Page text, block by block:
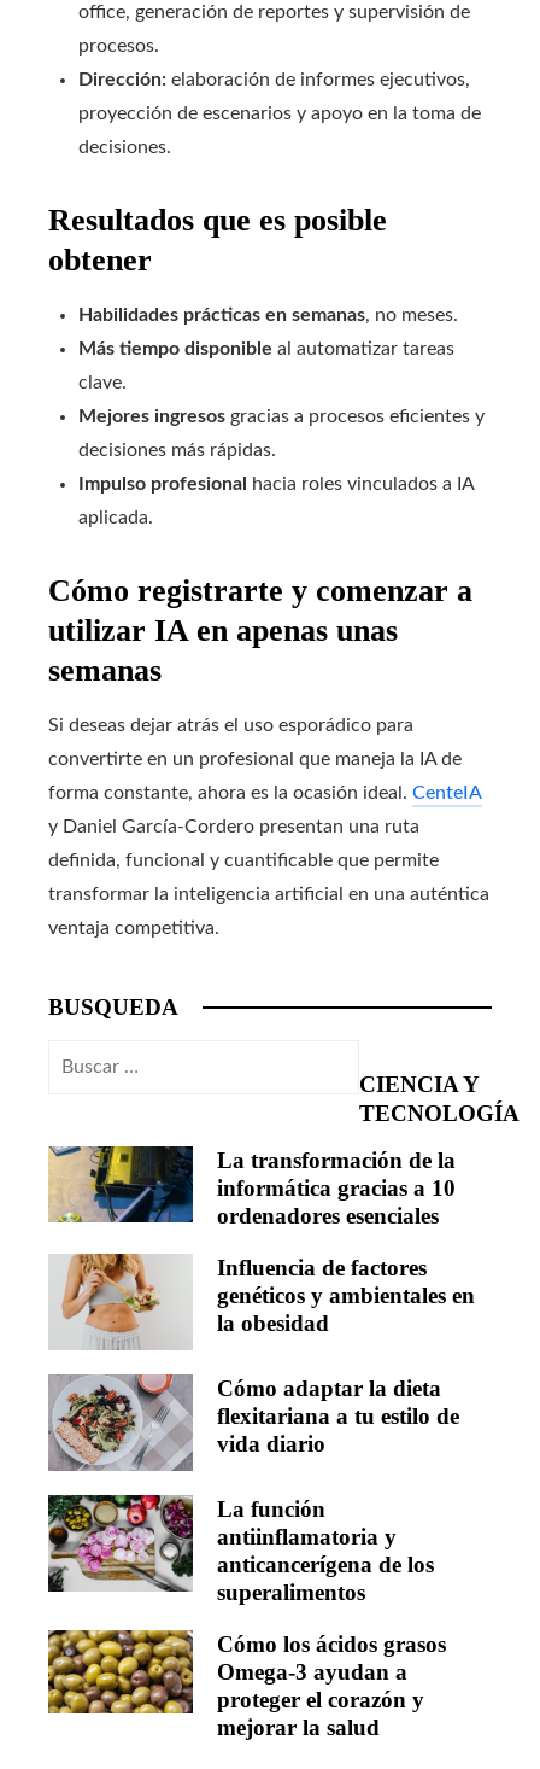
office, generación de reportes y supervisión de
procesos.
Dirección: elaboración de informes ejecutivos,
proyección de escenarios y apoyo en la toma de
decisiones.
Resultados que es posible
obtener
Habilidades prácticas en semanas, no meses.
Más tiempo disponible al automatizar tareas
clave.
Mejores ingresos gracias a procesos eficientes y
decisiones más rápidas.
Impulso profesional
hacia roles vinculados a IA
aplicada.
Cómo registrarte y comenzar a
utilizar IA en apenas unas
semanas
Si deseas dejar atrás el uso esporádico para
convertirte en un profesional que maneja la IA de
forma constante, ahora es la ocasión ideal. CenteIA
y Daniel García-Cordero presentan una ruta
definida, funcional y cuantificable que permite
transformar la inteligencia artificial en una auténtica
ventaja competitiva.
BUSQUEDA
Buscar:
CIENCIA Y
TECNOLOGÍA
La transformación de la
informática gracias a 10
ordenadores esenciales
Influencia de factores
genéticos y ambientales en
la obesidad
Cómo adaptar la dieta
flexitariana a tu estilo de
vida diario
La función
antiinflamatoria y
anticancerígena de los
superalimentos
Cómo los ácidos grasos
Omega-3 ayudan a
proteger el corazón y
mejorar la salud